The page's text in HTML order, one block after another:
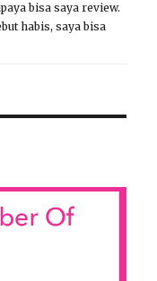
bisa saya review.
habis, saya bisa